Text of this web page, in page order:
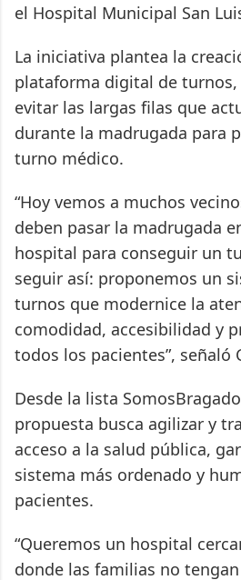
el Hospital Municipal San
La iniciativa plantea la
plataforma digital de
evitar las largas filas que
durante la madrugada para
turno médico.
“Hoy vemos a muchos
deben pasar la madrugada
hospital para conseguir un
seguir así: proponemos un
turnos que modernice la
comodidad, accesibilidad y
todos los pacientes”, señaló
Desde la lista
propuesta busca agilizar y
acceso a la salud pública,
sistema más ordenado y
pacientes.
“Queremos un hospital
donde las familias no